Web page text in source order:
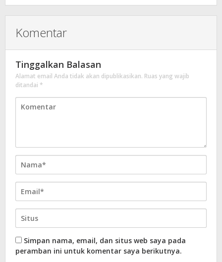
Komentar
Tinggalkan Balasan
Alamat email Anda tidak akan dipublikasikan. Ruas yang wajib
ditandai *
Simpan nama, email, dan situs web saya pada
peramban ini untuk komentar saya berikutnya.